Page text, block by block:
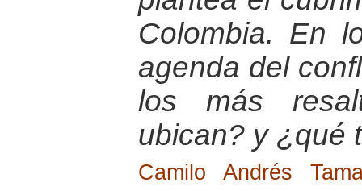
Colombia. En
agenda del
los más
ubican? y ¿qué
Camilo Andrés